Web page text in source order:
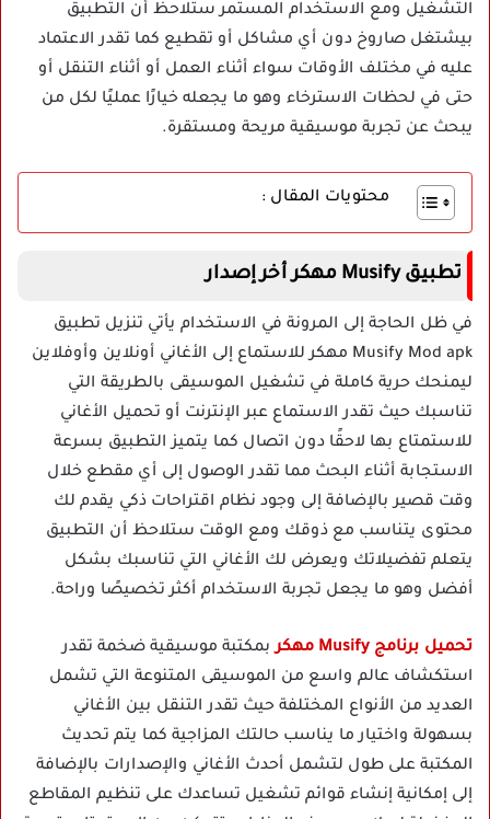
التشغيل ومع الاستخدام المستمر ستلاحظ أن التطبيق
بيشتغل صاروخ دون أي مشاكل أو تقطيع كما تقدر الاعتماد
عليه في مختلف الأوقات سواء أثناء العمل أو أثناء التنقل أو
حتى في لحظات الاسترخاء وهو ما يجعله خيارًا عمليًا لكل من
يبحث عن تجربة موسيقية مريحة ومستقرة.
محتويات المقال :
تطبيق Musify مهكر أخر إصدار
في ظل الحاجة إلى المرونة في الاستخدام يأتي تنزيل تطبيق
Musify Mod apk مهكر للاستماع إلى الأغاني أونلاين وأوفلاين
ليمنحك حرية كاملة في تشغيل الموسيقى بالطريقة التي
تناسبك حيث تقدر الاستماع عبر الإنترنت أو تحميل الأغاني
للاستمتاع بها لاحقًا دون اتصال كما يتميز التطبيق بسرعة
الاستجابة أثناء البحث مما تقدر الوصول إلى أي مقطع خلال
وقت قصير بالإضافة إلى وجود نظام اقتراحات ذكي يقدم لك
محتوى يتناسب مع ذوقك ومع الوقت ستلاحظ أن التطبيق
يتعلم تفضيلاتك ويعرض لك الأغاني التي تناسبك بشكل
أفضل وهو ما يجعل تجربة الاستخدام أكثر تخصيصًا وراحة.
تحميل برنامج Musify مهكر
بمكتبة موسيقية ضخمة تقدر
استكشاف عالم واسع من الموسيقى المتنوعة التي تشمل
العديد من الأنواع المختلفة حيث تقدر التنقل بين الأغاني
بسهولة واختيار ما يناسب حالتك المزاجية كما يتم تحديث
المكتبة على طول لتشمل أحدث الأغاني والإصدارات بالإضافة
إلى إمكانية إنشاء قوائم تشغيل تساعدك على تنظيم المقاطع